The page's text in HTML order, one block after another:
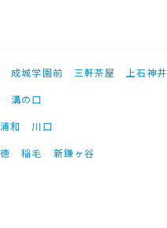
成城学園前 三軒茶屋 上石神井
溝の口
和
川口
稲毛 新鎌ヶ谷